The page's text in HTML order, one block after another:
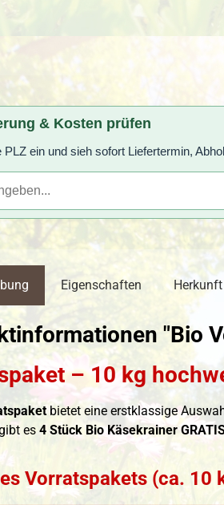
& Kosten prüfen
PLZ ein und sieh sofort Liefertermin,
Eigenschaften Herkunft
"Bio
– 10 kg
bietet eine erstklassige
es 4 Stück Bio Käsekrainer
Vorratspakets (ca. 10